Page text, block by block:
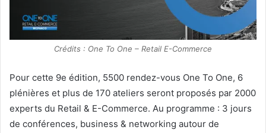
Crédits : One To One – Retail E-Commerce
Pour cette 9e édition, 5500 rendez-vous One To One, 6
plénières et plus de 170 ateliers seront proposés par 2000
experts du Retail & E-Commerce. Au programme : 3 jours
de conférences, business & networking autour de